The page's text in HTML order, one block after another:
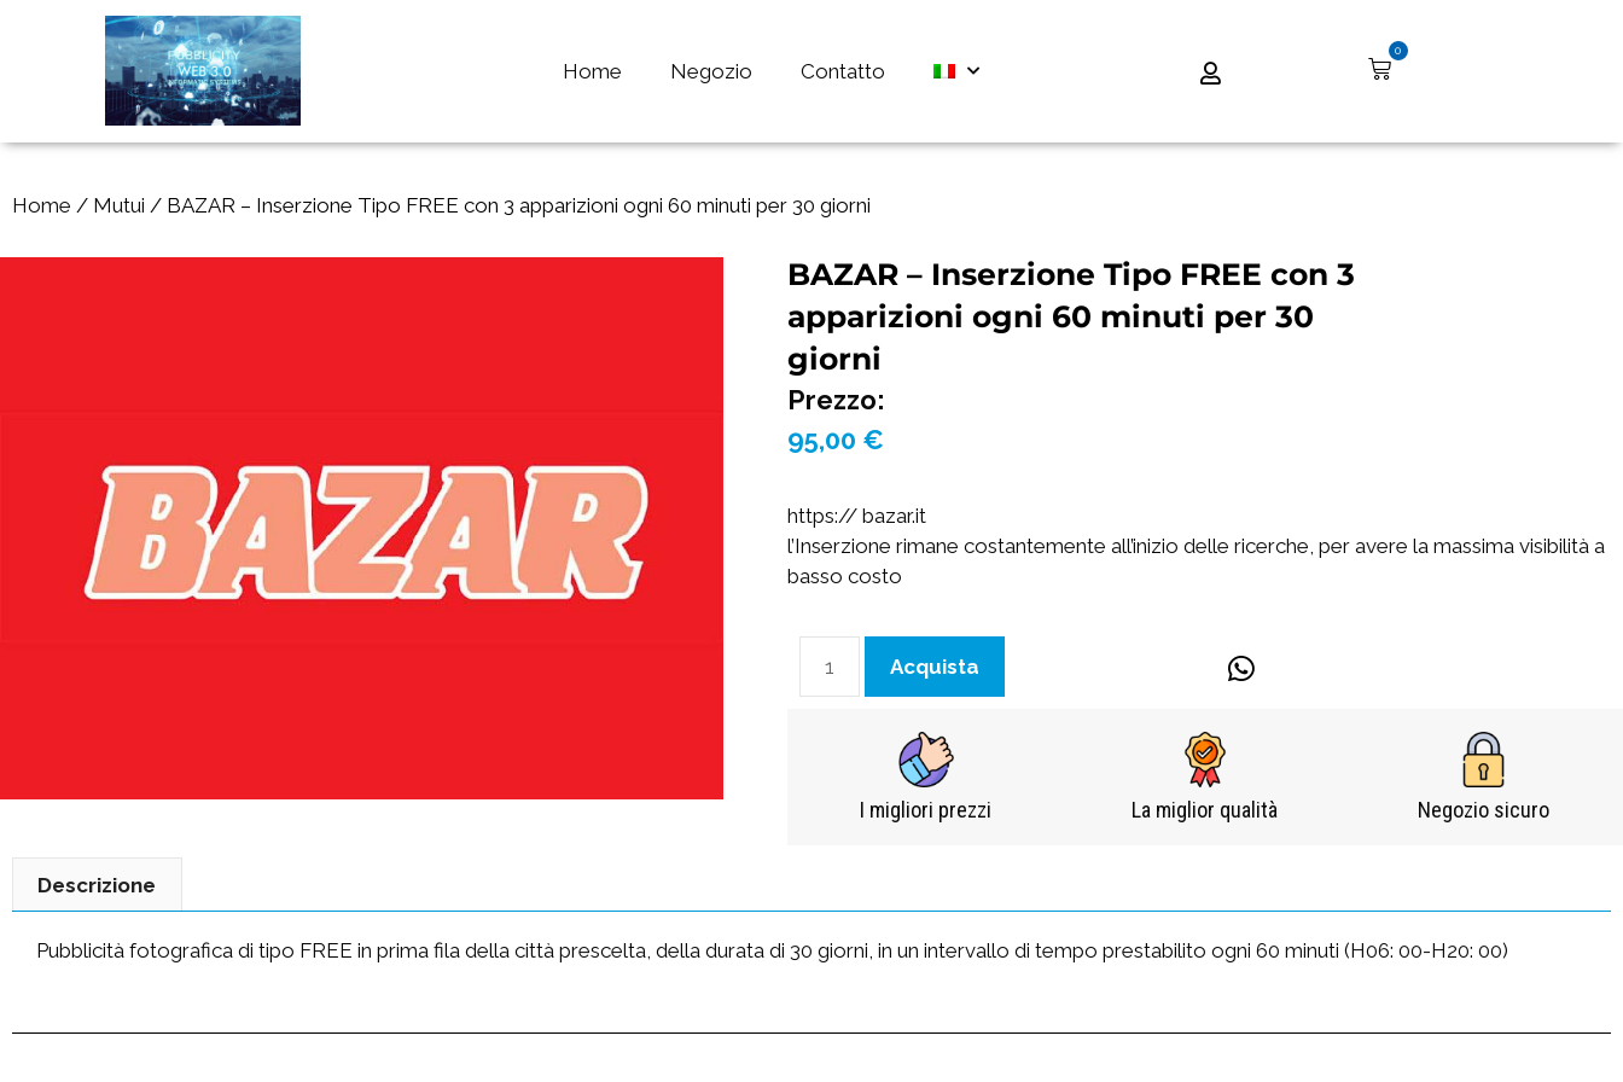
Home Negozio Contatto
0
Home / Mutui / BAZAR – Inserzione Tipo FREE con 3 apparizioni ogni 60 minuti per 30 giorni
BAZAR – Inserzione Tipo FREE con 3
apparizioni ogni 60 minuti per 30
giorni
Prezzo:
95,00 €
https:// bazar.it
l’Inserzione rimane costantemente all’inizio delle ricerche, per avere la massima visibilità a
basso costo
Acquista
I migliori prezzi​ La miglior qualità Negozio sicuro​
Descrizione
Pubblicità fotografica di tipo FREE in prima fila della città prescelta, della durata di 30 giorni, in un intervallo di tempo prestabilito ogni 60 minuti (H06: 00-H20: 00)